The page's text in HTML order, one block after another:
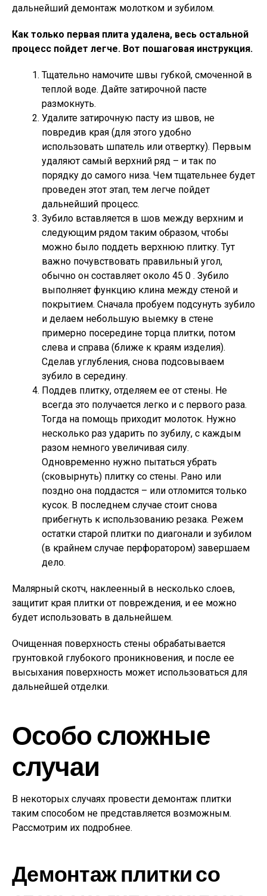
дальнейший демонтаж молотком и зубилом.
Как только первая плита удалена, весь остальной
процесс пойдет легче. Вот пошаговая инструкция.
Тщательно намочите швы губкой, смоченной в
теплой воде. Дайте затирочной пасте
размокнуть.
Удалите затирочную пасту из швов, не
повредив края (для этого удобно
использовать шпатель или отвертку). Первым
удаляют самый верхний ряд – и так по
порядку до самого низа. Чем тщательнее будет
проведен этот этап, тем легче пойдет
дальнейший процесс.
Зубило вставляется в шов между верхним и
следующим рядом таким образом, чтобы
можно было поддеть верхнюю плитку. Тут
важно почувствовать правильный угол,
обычно он составляет около 45 0 . Зубило
выполняет функцию клина между стеной и
покрытием. Сначала пробуем подсунуть зубило
и делаем небольшую выемку в стене
примерно посередине торца плитки, потом
слева и справа (ближе к краям изделия).
Сделав углубления, снова подсовываем
зубило в середину.
Поддев плитку, отделяем ее от стены. Не
всегда это получается легко и с первого раза.
Тогда на помощь приходит молоток. Нужно
несколько раз ударить по зубилу, с каждым
разом немного увеличивая силу.
Одновременно нужно пытаться убрать
(сковырнуть) плитку со стены. Рано или
поздно она поддастся – или отломится только
кусок. В последнем случае стоит снова
прибегнуть к использованию резака. Режем
остатки старой плитки по диагонали и зубилом
(в крайнем случае перфоратором) завершаем
дело.
Малярный скотч, наклеенный в несколько слоев,
защитит края плитки от повреждения, и ее можно
будет использовать в дальнейшем.
Очищенная поверхность стены обрабатывается
грунтовкой глубокого проникновения, и после ее
высыхания поверхность может использоваться для
дальнейшей отделки.
Особо сложные
случаи
В некоторых случаях провести демонтаж плитки
таким способом не представляется возможным.
Рассмотрим их подробнее.
Демонтаж плитки со